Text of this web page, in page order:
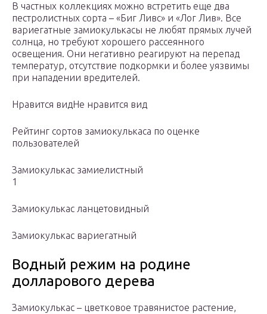
В частных коллекциях можно встретить еще два
пестролистных сорта – «Биг Ливс» и «Лог Лив». Все
вариегатные замиокулькасы не любят прямых лучей
солнца, но требуют хорошего рассеянного
освещения. Они негативно реагируют на перепад
температур, отсутствие подкормки и более уязвимы
при нападении вредителей.
Нравится видНе нравится вид
Рейтинг сортов замиокулькаса по оценке
пользователей
Замиокулькас замиелистный
1
Замиокулькас ланцетовидный
Замиокулькас вариегатный
Водный режим на родине
долларового дерева
Замиокулькас – цветковое травянистое растение,